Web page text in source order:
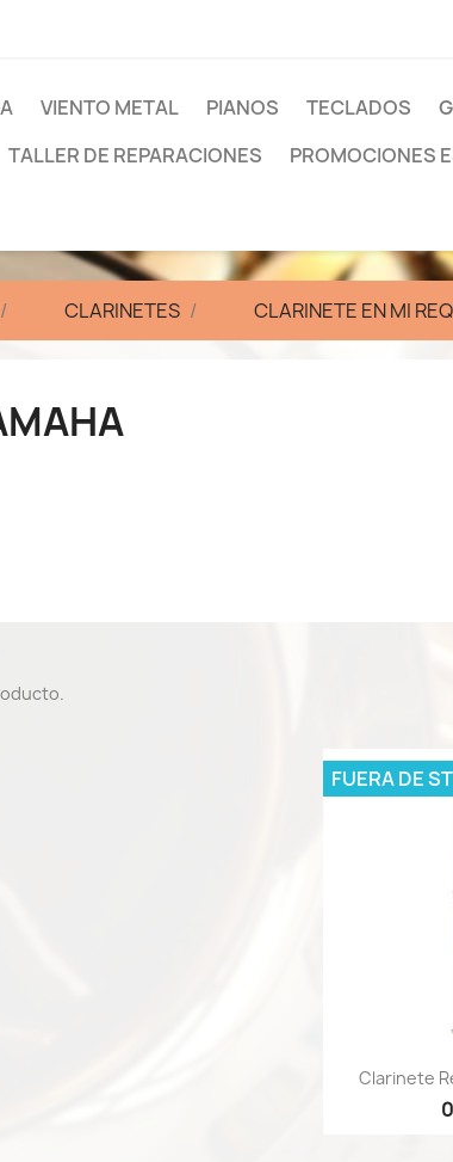
VIENTO METAL PIANOS TECLADOS
TALLER DE REPARACIONES PROMOCIONES
CLARINETES CLARINETE EN MI

Clarinete
FUERA DE